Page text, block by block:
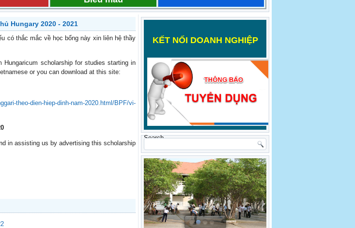
Hungary 2020 - 2021
có thắc mắc về học bổng này xin liên hệ thầy
scholarship for studies starting in
or you can download at this site:
theo-dien-hiep-dinh-nam-2020.html/BPF/vi-
in assisting us by advertising this scholarship
KẾT NỐI DOANH NGHIỆP
Search